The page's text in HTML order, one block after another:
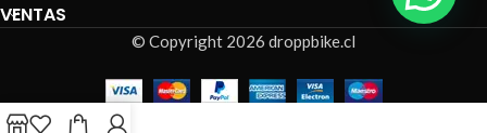
VENTAS
© Copyright 2026 droppbike.cl